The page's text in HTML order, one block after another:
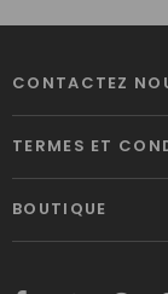
CONTACTEZ
TERMES ET
BOUTIQUE